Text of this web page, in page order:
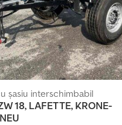
șasiu interschimbabil
18, LAFETTE, KRONE-